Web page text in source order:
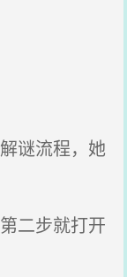
谜流程，她
二步就打开